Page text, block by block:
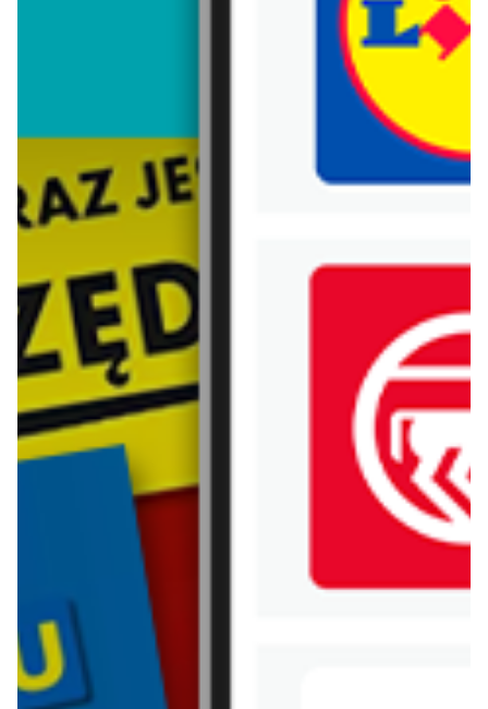
Trafiłeś na nieaktualną gazetkę
Zobacz aktualne gazetki Blix!
aktualna
Carrefour
już za 1 dzień
WIĘCEJ GAZETEK